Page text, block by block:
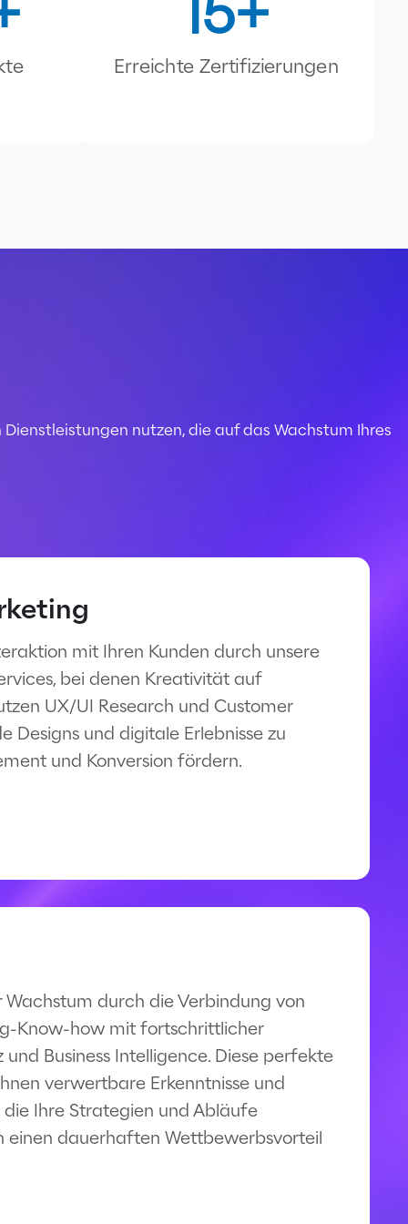
Erreichte Zertifizierungen
nutzen, die auf das Wachstum Ihres
mit Ihren Kunden durch unsere
bei denen Kreativität auf
UX/UI Research und Customer
Designs und digitale Erlebnisse zu
und Konversion fördern.
Wachstum durch die Verbindung von
Know-how mit fortschrittlicher
und Business Intelligence. Diese perfekte
verwertbare Erkenntnisse und
die Ihre Strategien und Abläufe
einen dauerhaften Wettbewerbsvorteil